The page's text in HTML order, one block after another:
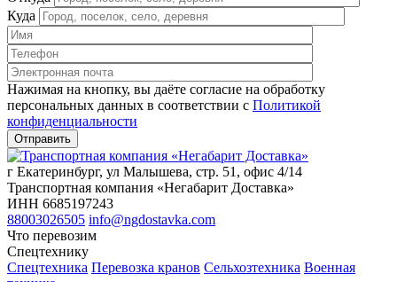
Куда
Нажимая на кнопку, вы даёте согласие на обработку
персональных данных в соответствии c Политикой
конфиденциальности
г Екатеринбург, ул Малышева, стр. 51, офис 4/14
Транспортная компания «Негабарит Доставка»
ИНН 6685197243
88003026505 info@ngdostavka.com
Что перевозим
Спецтехнику
Спецтехника Перевозка кранов Сельхозтехника Военная